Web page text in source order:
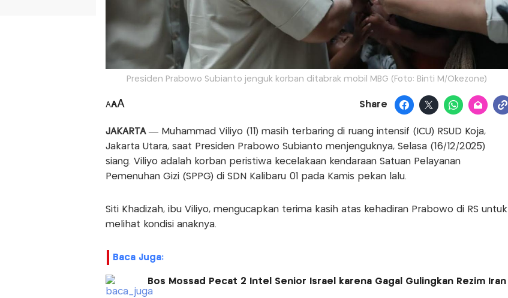
Presiden Prabowo Subianto jenguk korban ditabrak mobil MBG (Foto: Binti M/Okezone)
AAA Share
JAKARTA — Muhammad Viliyo (11) masih terbaring di ruang intensif (ICU) RSUD Koja,
Jakarta Utara, saat Presiden Prabowo Subianto menjenguknya, Selasa (16/12/2025)
siang. Viliyo adalah korban peristiwa kecelakaan kendaraan Satuan Pelayanan
Pemenuhan Gizi (SPPG) di SDN Kalibaru 01 pada Kamis pekan lalu.
Siti Khadizah, ibu Viliyo, mengucapkan terima kasih atas kehadiran Prabowo di RS untuk
melihat kondisi anaknya.
Baca Juga:
Bos Mossad Pecat 2 Intel Senior Israel karena Gagal Gulingkan Rezim Iran